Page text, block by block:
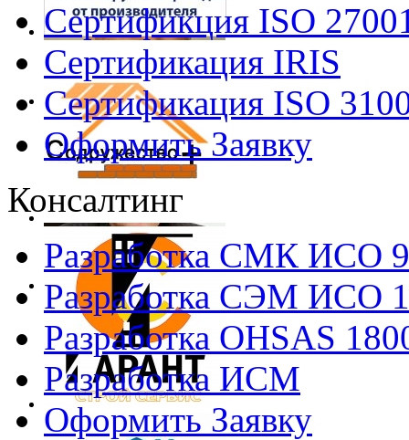
Сертификция ISO
Сертификация IRIS
Сертификация ISO
Оформить Заявку
Консалтинг
Разработка СМК ИСО
Разработка СЭМ ИСО
Разработка OHSAS
Разработка ИСМ
Оформить Заявку